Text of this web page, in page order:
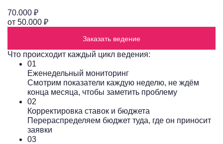
70.000 ₽
от 50.000 ₽
Заказать ведение
Что происходит каждый цикл ведения:
01
Еженедельный мониторинг
Смотрим показатели каждую неделю, не ждём
конца месяца, чтобы заметить проблему
02
Корректировка ставок и бюджета
Перераспределяем бюджет туда, где он приносит
заявки
03